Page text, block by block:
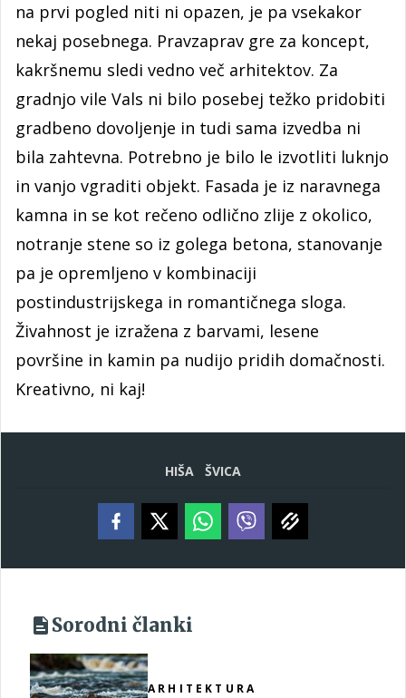
na prvi pogled niti ni opazen, je pa vsekakor
nekaj posebnega. Pravzaprav gre za koncept,
kakršnemu sledi vedno več arhitektov. Za
gradnjo vile Vals ni bilo posebej težko pridobiti
gradbeno dovoljenje in tudi sama izvedba ni
bila zahtevna. Potrebno je bilo le izvotliti luknjo
in vanjo vgraditi objekt. Fasada je iz naravnega
kamna in se kot rečeno odlično zlije z okolico,
notranje stene so iz golega betona, stanovanje
pa je opremljeno v kombinaciji
postindustrijskega in romantičnega sloga.
Živahnost je izražena z barvami, lesene
površine in kamin pa nudijo pridih domačnosti.
Kreativno, ni kaj!
HIŠA ŠVICA
Sorodni članki
ARHITEKTURA